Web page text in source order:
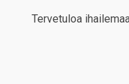
Tervetuloa